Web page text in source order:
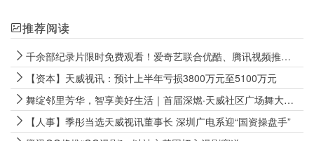
推荐阅读
千余部纪录片限时免费观看！爱奇艺联合优酷、腾讯视频推出纪录片暑期档活动
【资本】天威视讯：预计上半年亏损3800万元至5100万元
舞绽邻里芳华，智享美好生活｜首届深燃·天威社区广场舞大赛圆满落幕
【人事】季彤当选天威视讯董事长 深圳广电系迎“国资操盘手”